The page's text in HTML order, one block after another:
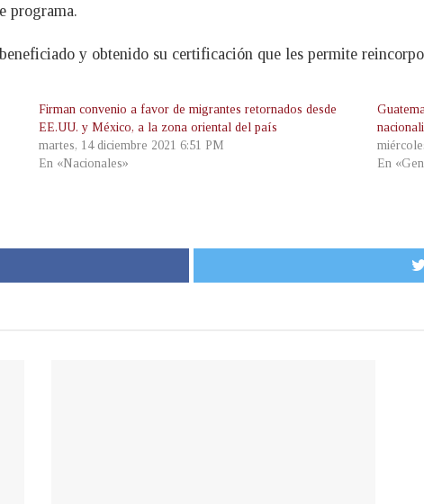
programa.
y obtenido su certificación que les permite
Firman convenio a favor de migrantes retornados desde
EE.UU. y México, a la zona oriental del país
martes, 14 diciembre 2021 6:51 PM
En «Nacionales»
En